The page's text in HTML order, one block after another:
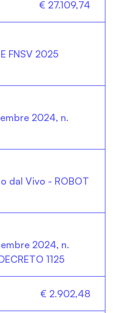
€ 27.109,74
FNSV 2025
2024, n.
dal Vivo - ROBOT
2024, n.
1125
€ 2.902,48